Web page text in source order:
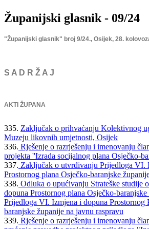
Županijski glasnik - 09/24
"Županijski glasnik" broj 9/24., Osijek, 28.
S A D R Ž A J
AKTI ŽUPANA
335. Zaključak o prihvaćanju Kolektivnog
Muzeju likovnih umjetnosti, Osijek
336. Rješenje o razrješenju i imenovanju
projekta ''Izrada socijalnog plana Osječko-
337. Zaključak o utvrđivanju Prijedloga VI.
Prostornog plana Osječko-baranjske
338. Odluka o upućivanju Strateške studije
dopuna Prostornog plana Osječko-
Prijedloga VI. Izmjena i dopuna Prostornog
baranjske županije na javnu raspravu
339. Rješenje o razrješenju i imenovanju